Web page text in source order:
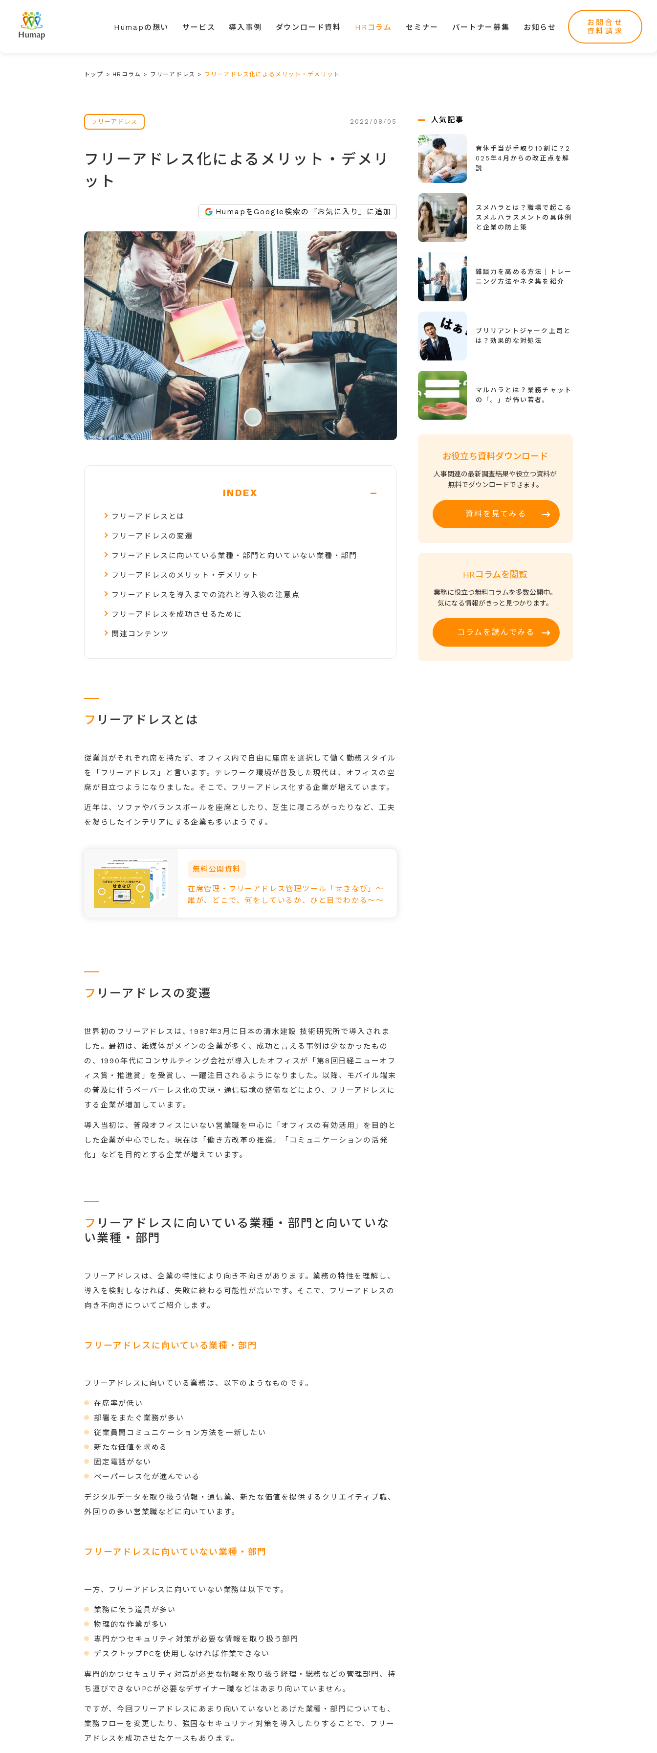
Humapの想い サービス 導入事例 ダウンロード資料 HRコラム セミナー パートナー募集 お知らせ
お問合せ
資料請求
トップ > HRコラム > フリーアドレス > フリーアドレス化によるメリット・デメリット
フリーアドレス 2022/08/05
フリーアドレス化によるメリット・デメリ
ット
HumapをGoogle検索の『お気に入り』に追加
INDEX -
フリーアドレスとは
フリーアドレスの変遷
フリーアドレスに向いている業種・部門と向いていない業種・部門
フリーアドレスのメリット・デメリット
フリーアドレスを導入までの流れと導入後の注意点
フリーアドレスを成功させるために
関連コンテンツ
フ リーアドレスとは
従業員がそれぞれ席を持たず、オフィス内で自由に座席を選択して働く勤務スタイル
を「フリーアドレス」と言います。テレワーク環境が普及した現代は、オフィスの空
席が目立つようになりました。そこで、フリーアドレス化する企業が増えています。
近年は、ソファやバランスボールを座席としたり、芝生に寝ころがったりなど、工夫
を凝らしたインテリアにする企業も多いようです。
無料公開資料
在席管理・フリーアドレス管理ツール「せきなび」～
誰が、どこで、何をしているか、ひと目でわかる～～
フ リーアドレスの変遷
世界初のフリーアドレスは、1987年3月に日本の清水建設 技術研究所で導入されま
した。最初は、紙媒体がメインの企業が多く、成功と言える事例は少なかったもの
の、1990年代にコンサルティング会社が導入したオフィスが「第8回日経ニューオフ
ィス賞・推進賞」を受賞し、一躍注目されるようになりました。以降、モバイル端末
の普及に伴うペーパーレス化の実現・通信環境の整備などにより、フリーアドレスに
する企業が増加しています。
導入当初は、普段オフィスにいない営業職を中心に「オフィスの有効活用」を目的と
した企業が中心でした。現在は「働き方改革の推進」「コミュニケーションの活発
化」などを目的とする企業が増えています。
フ リーアドレスに向いている業種・部門と向いていな
い業種・部門
フリーアドレスは、企業の特性により向き不向きがあります。業務の特性を理解し、
導入を検討しなければ、失敗に終わる可能性が高いです。そこで、フリーアドレスの
向き不向きについてご紹介します。
フリーアドレスに向いている業種・部門
フリーアドレスに向いている業務は、以下のようなものです。
在席率が低い
部署をまたぐ業務が多い
従業員間コミュニケーション方法を一新したい
新たな価値を求める
固定電話がない
ペーパーレス化が進んでいる
デジタルデータを取り扱う情報・通信業、新たな価値を提供するクリエイティブ職、
外回りの多い営業職などに向いています。
フリーアドレスに向いていない業種・部門
一方、フリーアドレスに向いていない業務は以下です。
業務に使う道具が多い
物理的な作業が多い
専門かつセキュリティ対策が必要な情報を取り扱う部門
デスクトップPCを使用しなければ作業できない
専門的かつセキュリティ対策が必要な情報を取り扱う経理・総務などの管理部門、持
ち運びできないPCが必要なデザイナー職などはあまり向いていません。
ですが、今回フリーアドレスにあまり向いていないとあげた業種・部門についても、
業務フローを変更したり、強固なセキュリティ対策を導入したりすることで、フリー
アドレスを成功させたケースもあります。
人気記事
育休手当が手取り10割に？2
025年4月からの改正点を解
説
スメハラとは？職場で起こる
スメルハラスメントの具体例
と企業の防止策
雑談力を高める方法｜トレー
ニング方法やネタ集を紹介
ブリリアントジャーク上司と
は？効果的な対処法
マルハラとは？業務チャット
の「。」が怖い若者。
お役立ち資料ダウンロード
人事関連の最新調査結果や役立つ資料が
無料でダウンロードできます。
資料を見てみる
HRコラムを閲覧
業務に役立つ無料コラムを多数公開中。
気になる情報がきっと見つかります。
コラムを読んでみる